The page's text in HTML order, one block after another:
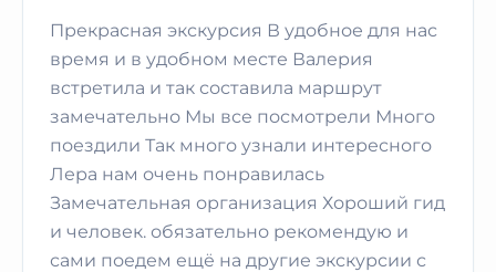
Прекрасная экскурсия В удобное для нас
время и в удобном месте Валерия
встретила и так составила маршрут
замечательно Мы все посмотрели Много
поездили Так много узнали интересного
Лера нам очень понравилась
Замечательная организация Хороший гид
и человек. обязательно рекомендую и
сами поедем ещё на другие экскурсии с